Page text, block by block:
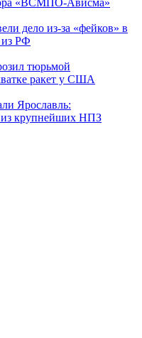
«ВСМПО-Ависма»
дело из-за «фейков» в
из РФ
тюрьмой
ракет у США
Ярославль:
из крупнейших НПЗ